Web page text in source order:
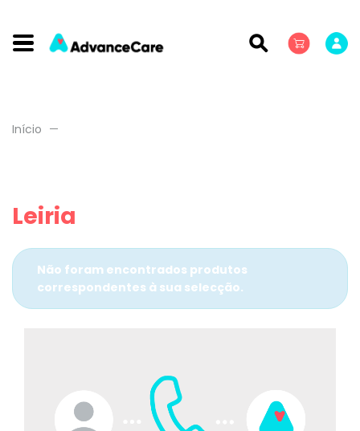
Início
Leiria
Não foram encontrados produtos
correspondentes à sua selecção.